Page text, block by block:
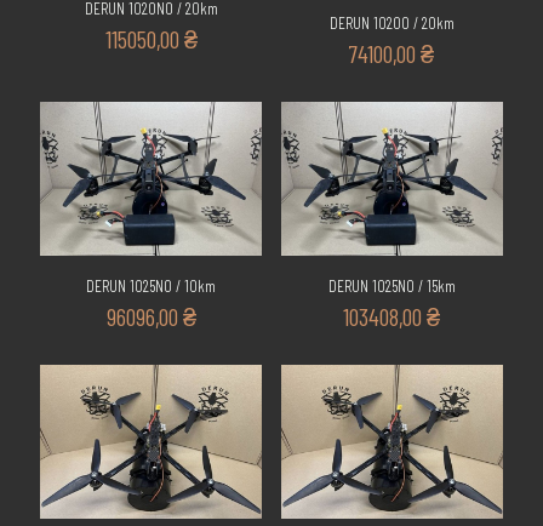
DERUN 1020NO / 20km
115050,00 ₴
DERUN 1020O / 20km
74100,00₴
DERUN 1025NO / 10km
96096,00 ₴
DERUN 1025NO / 15km
103408,00₴